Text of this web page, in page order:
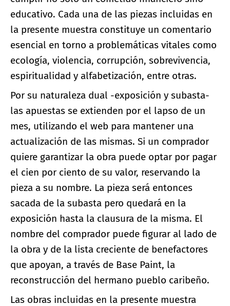
educativo. Cada una de las piezas incluidas en
la presente muestra constituye un comentario
esencial en torno a problemáticas vitales como
ecología, violencia, corrupción, sobrevivencia,
espiritualidad y alfabetización, entre otras.
Por su naturaleza dual -exposición y subasta-
las apuestas se extienden por el lapso de un
mes, utilizando el web para mantener una
actualización de las mismas. Si un comprador
quiere garantizar la obra puede optar por pagar
el cien por ciento de su valor, reservando la
pieza a su nombre. La pieza será entonces
sacada de la subasta pero quedará en la
exposición hasta la clausura de la misma. El
nombre del comprador puede figurar al lado de
la obra y de la lista creciente de benefactores
que apoyan, a través de Base Paint, la
reconstrucción del hermano pueblo caribeño.
Las obras incluidas en la presente muestra